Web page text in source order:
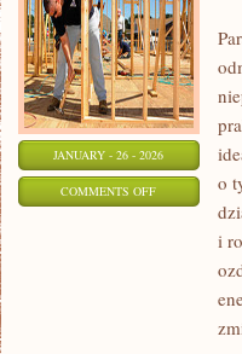
JANUARY - 26 - 2026
COMMENTS OFFON
KONSTRUKCJA
o
i